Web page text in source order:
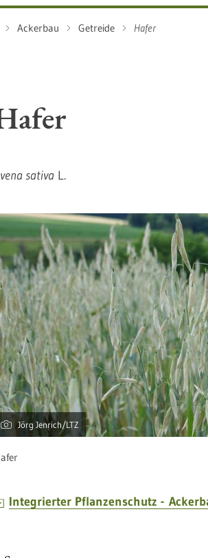
Ackerbau Getreide Hafer
sativa L.
Jörg Jenrich/LTZ
Integrierter Pflanzenschutz -